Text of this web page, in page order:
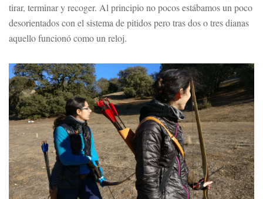
tirar, terminar y recoger. Al principio no pocos estábamos un poco
desorientados con el sistema de pitidos pero tras dos o tres dianas
aquello funcionó como un reloj.